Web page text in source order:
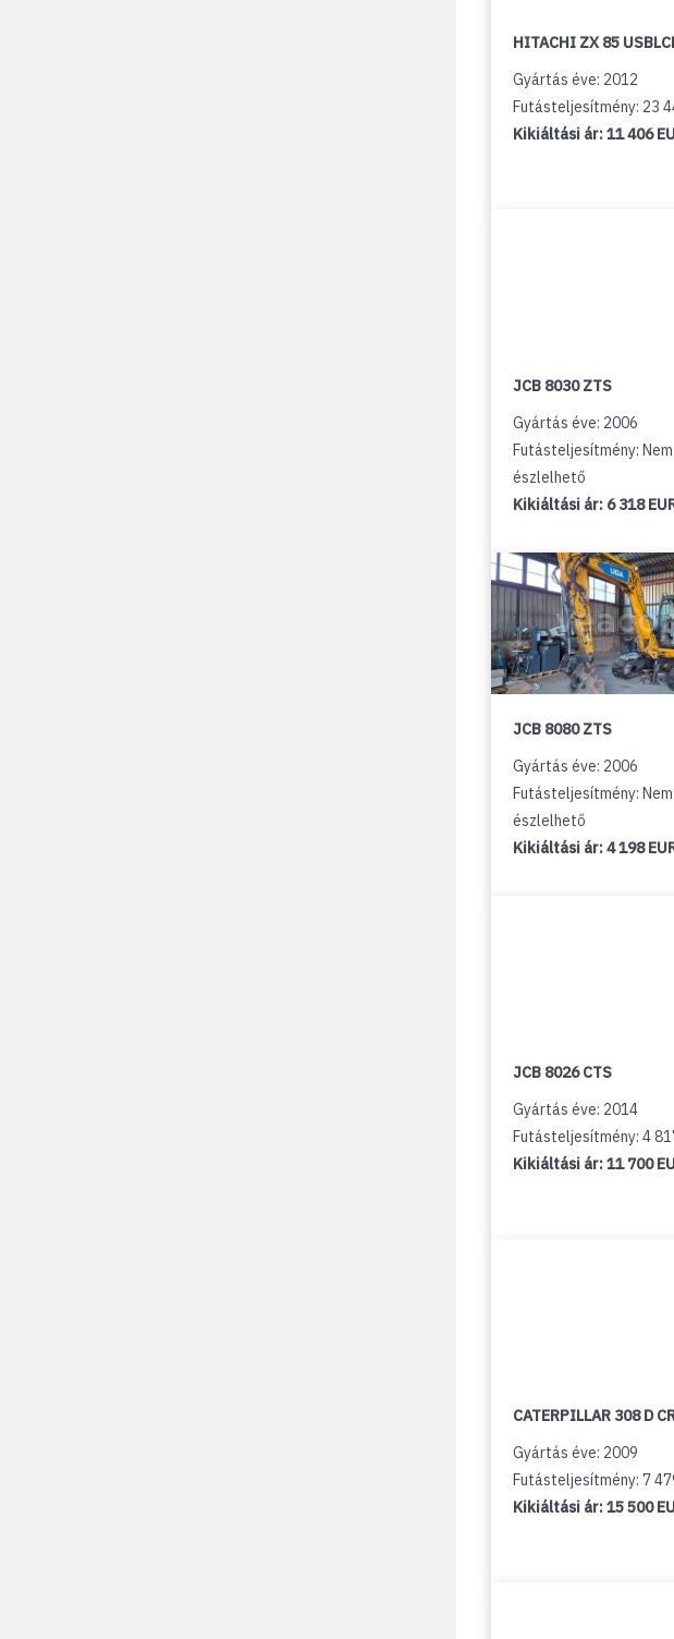
HITACHI ZX 85
Gyártás éve: 2012
Futásteljesítmény: 23
Kikiáltási ár:11 406
JCB 8030 ZTS
Gyártás éve: 2006
Futásteljesítmény: Nem
észlelhető
Kikiáltási ár: 6 318
JCB 8080 ZTS
Gyártás éve: 2006
Futásteljesítmény: Nem
észlelhető
Kikiáltási ár:4 198
JCB 8026 CTS
Gyártás éve: 2014
Futásteljesítmény: 4
Kikiáltási ár:11 700
CATERPILLAR 308 D
Gyártás éve: 2009
Futásteljesítmény: 7
Kikiáltási ár:15 500